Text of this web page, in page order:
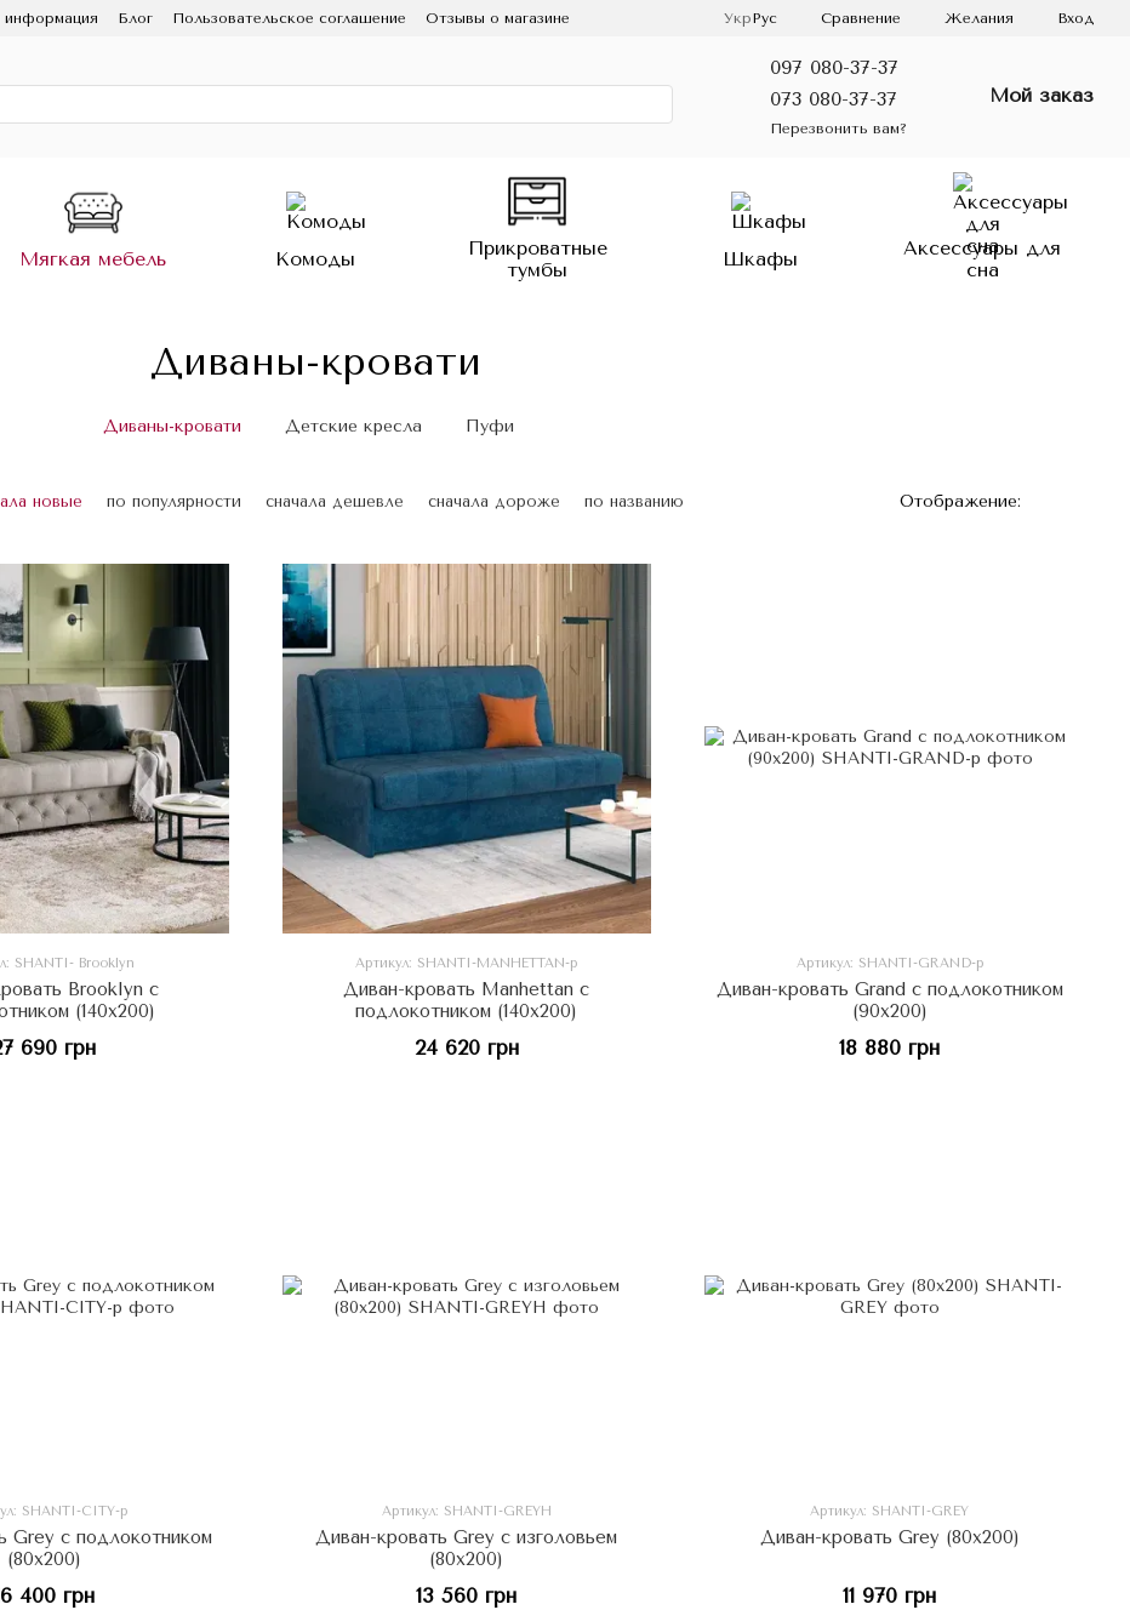
информация Блог Пользовательское соглашение Отзывы о магазине УкрРус Сравнение Желания Вход
097 080-37-37
073 080-37-37
Перезвонить вам?
Мой заказ
Мягкая мебель Комоды
Прикроватные
тумбы
Шкафы
Аксессуары для
сна
Диваны-кровати
Диваны-кровати Детские кресла Пуфи
новые по популярности сначала дешевле сначала дороже по названию Отображение:
SHANTI- Brooklyn
Brooklyn с
(140х200)
690 грн
Артикул: SHANTI-MANHETTAN-p
Диван-кровать Manhettan с
подлокотником (140х200)
24 620 грн
Артикул: SHANTI-GRAND-p
Диван-кровать Grand с подлокотником
(90х200)
18 880 грн
SHANTI-CITY-p
Grey с подлокотником
(80х200)
400 грн
Артикул: SHANTI-GREYH
Диван-кровать Grey с изголовьем
(80x200)
13 560 грн
Артикул: SHANTI-GREY
Диван-кровать Grey (80x200)
11 970 грн